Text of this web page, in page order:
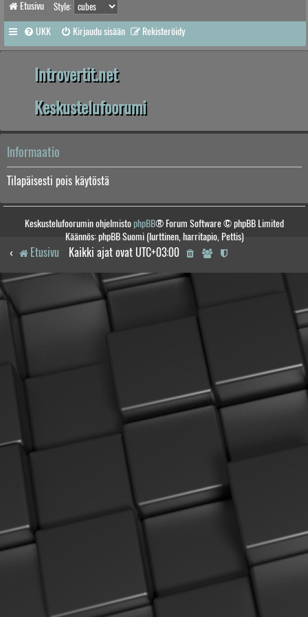
Etusivu Style:
UKK Kirjaudu sisään Rekisteröidy
Introvertit.net
Keskustelufoorumi
Informaatio
Tilapäisesti pois käytöstä
Keskustelufoorumin ohjelmistophpBB® Forum Software © phpBB Limited
Käännös: phpBB Suomi (lurttinen, harritapio, Pettis)
Etusivu Kaikki ajat ovat UTC+03:00